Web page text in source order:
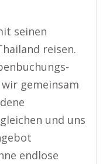
seinen
reisen.
gemeinsam
und uns
endlose